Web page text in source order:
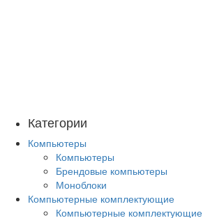
Категории
Компьютеры
Компьютеры
Брендовые компьютеры
Моноблоки
Компьютерные комплектующие
Компьютерные комплектующие